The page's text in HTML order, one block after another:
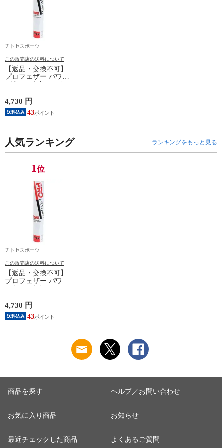
チトセスポーツ
この販売店の送料について
【返品・交換不可】
プロフェザー パワー
PF-6010 2025SS バド
ミントンシャトル 羽
根 12個入
4,730 円
送料込み 43
人気ランキング ランキングをもっと見る
1位
チトセスポーツ
この販売店の送料について
【返品・交換不可】
プロフェザー パワー
PF-6010 2025SS バド
ミントンシャトル 羽
根 12個入
4,730 円
送料込み 43
商品を探す
お気に入り商品
最近チェックした商品
ヘルプ／お問い合わせ
お知らせ
よくあるご質問